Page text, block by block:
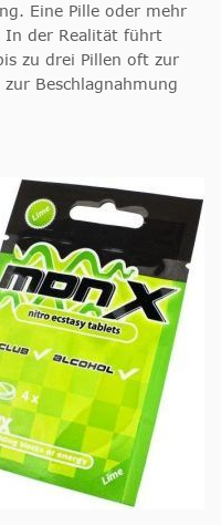
Eine Pille oder mehr
In der Realität führt
zu drei Pillen oft zur
Beschlagnahmung